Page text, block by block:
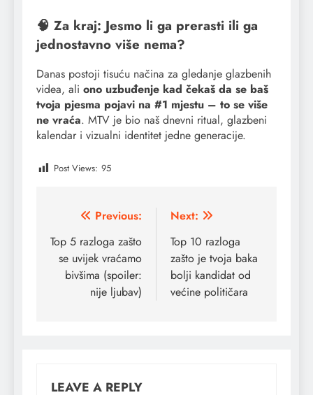
🧠 Za kraj: Jesmo li ga prerasti ili ga
jednostavno više nema?
Danas postoji tisuću načina za gledanje glazbenih
videa, ali ono uzbuđenje kad čekaš da se baš
tvoja pjesma pojavi na #1 mjestu – to se više
ne vraća. MTV je bio naš dnevni ritual, glazbeni
kalendar i vizualni identitet jedne generacije.
Post Views: 95
Post
navigation
Previous:
Top 5 razloga zašto
se uvijek vraćamo
bivšima (spoiler:
nije ljubav)
Next:
Top 10 razloga
zašto je tvoja baka
bolji kandidat od
većine političara
LEAVE A REPLY